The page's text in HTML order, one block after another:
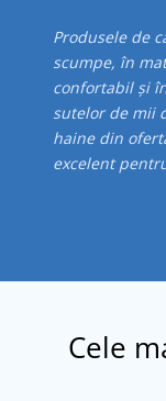
Produsele de
scumpe, în
confortabil și
sutelor de mii
haine din
excelent
Cele